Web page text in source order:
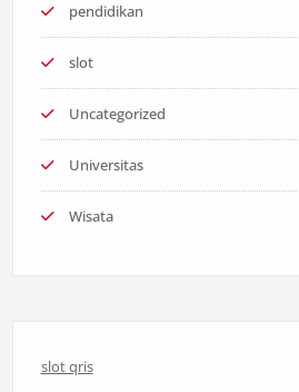
pendidikan
slot
Uncategorized
Universitas
Wisata
slot qris